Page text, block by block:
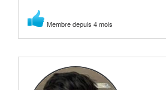
Membre depuis 4 mois